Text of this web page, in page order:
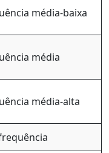
média-baixa
média
média-alta